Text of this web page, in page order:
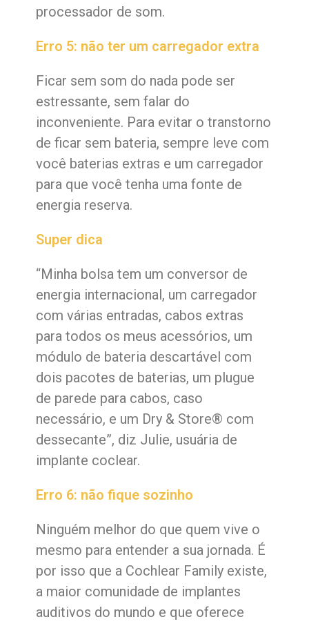
processador de som.
Erro 5: não ter um carregador extra
Ficar sem som do nada pode ser
estressante, sem falar do
inconveniente. Para evitar o transtorno
de ficar sem bateria, sempre leve com
você baterias extras e um carregador
para que você tenha uma fonte de
energia reserva.
Super dica
“Minha bolsa tem um conversor de
energia internacional, um carregador
com várias entradas, cabos extras
para todos os meus acessórios, um
módulo de bateria descartável com
dois pacotes de baterias, um plugue
de parede para cabos, caso
necessário, e um Dry & Store® com
dessecante”, diz Julie, usuária de
implante coclear.
Erro 6: não fique sozinho
Ninguém melhor do que quem vive o
mesmo para entender a sua jornada. É
por isso que a Cochlear Family existe,
a maior comunidade de implantes
auditivos do mundo e que oferece